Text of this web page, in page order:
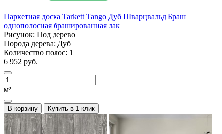
Паркетная доска Tarkett Tango Дуб Шварцвальд Браш
однополосная брашированная лак
Рисунок: Под дерево
Порода дерева: Дуб
Количество полос: 1
6 952 руб.
м²
В корзину Купить в 1 клик